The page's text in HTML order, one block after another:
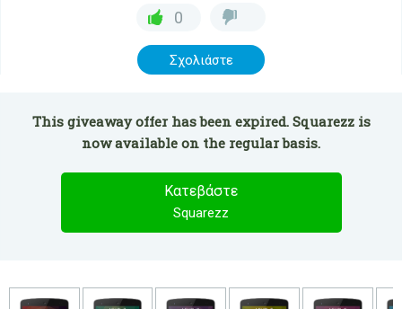
0
Σχολιάστε
This giveaway offer has been expired. Squarezz is
now available on the regular basis.
Κατεβάστε
Squarezz